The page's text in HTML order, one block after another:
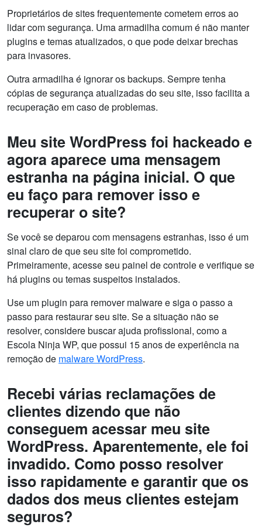
Proprietários de sites frequentemente cometem erros ao
lidar com segurança. Uma armadilha comum é não manter
plugins e temas atualizados, o que pode deixar brechas
para invasores.
Outra armadilha é ignorar os backups. Sempre tenha
cópias de segurança atualizadas do seu site, isso facilita a
recuperação em caso de problemas.
Meu site WordPress foi hackeado e
agora aparece uma mensagem
estranha na página inicial. O que
eu faço para remover isso e
recuperar o site?
Se você se deparou com mensagens estranhas, isso é um
sinal claro de que seu site foi comprometido.
Primeiramente, acesse seu painel de controle e verifique se
há plugins ou temas suspeitos instalados.
Use um plugin para remover malware e siga o passo a
passo para restaurar seu site. Se a situação não se
resolver, considere buscar ajuda profissional, como a
Escola Ninja WP, que possui 15 anos de experiência na
remoção de malware WordPress.
Recebi várias reclamações de
clientes dizendo que não
conseguem acessar meu site
WordPress. Aparentemente, ele foi
invadido. Como posso resolver
isso rapidamente e garantir que os
dados dos meus clientes estejam
seguros?